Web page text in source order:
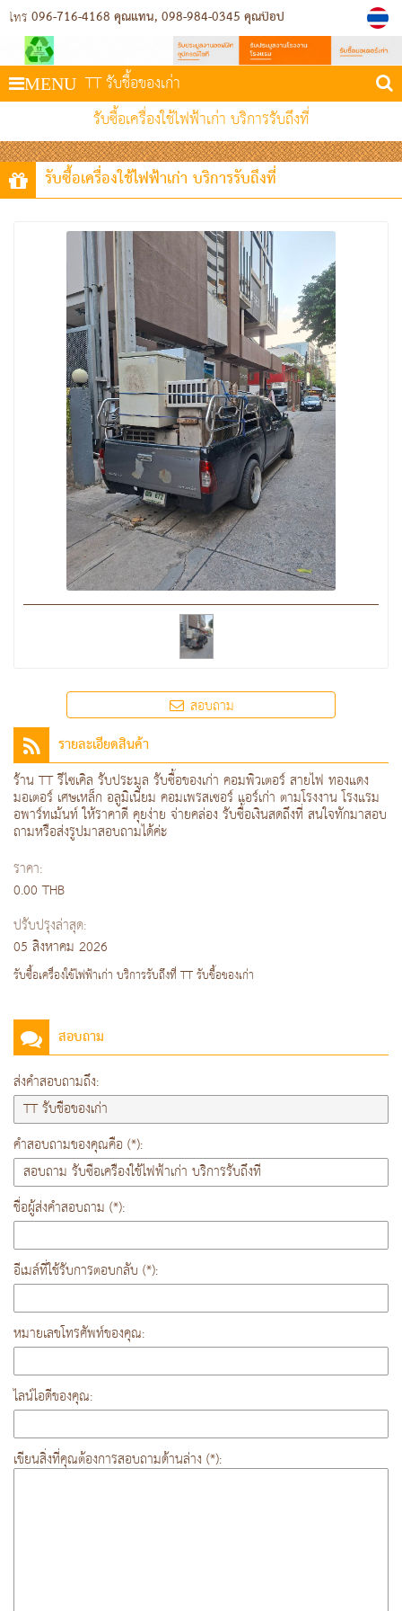
โทร 096-716-4168 คุณแทน 098-984-0345 คุณป๊อป
MENU TT รับชื้อของเก่า
รับซื้อเครื่องใช้ไฟฟ้าเก่า บริการรับถึงที่
รับซื้อเครื่องใช้ไฟฟ้าเก่า บริการรับถึงที่
สอบถาม
รายละเอียดสินค้า
ร้าน TT รีไซเคิล รับประมูล รับซื้อของเก่า คอมพิวเตอร์ สายไฟ ทองแดง
มอเตอร์ เศษเหล็ก อลูมิเนียม คอมเพรสเซอร์ แอร์เก่า ตามโรงงาน โรงแรม
อพาร์ทเม้นท์ ให้ราคาดี คุยง่าย จ่ายคล่อง รับซื้อเงินสดถึงที่ สนใจทักมาสอบ
ถามหรือส่งรูปมาสอบถามได้ค่ะ
ราคา:
0.00 THB
ปรับปรุงล่าสุด:
05 สิงหาคม 2026
รับซื้อเครื่องใช้ไฟฟ้าเก่า บริการรับถึงที่ TT รับชื้อของเก่า
สอบถาม
ส่งคำสอบถามถึง:
คำสอบถามของคุณคือ (*):
ชื่อผู้ส่งคำสอบถาม (*):
อีเมล์ที่ใช้รับการตอบกลับ (*):
หมายเลขโทรศัพท์ของคุณ:
ไลน์ไอดีของคุณ:
เขียนสิ่งที่คุณต้องการสอบถามด้านล่าง (*):